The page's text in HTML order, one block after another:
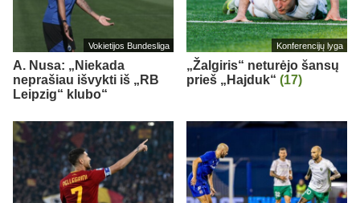
Vokietijos Bundesliga
A. Nusa: „Niekada
neprašiau išvykti iš „RB
Leipzig“ klubo“
Konferencijų lyga
„Žalgiris“ neturėjo šansų
prieš „Hajduk“ (17)